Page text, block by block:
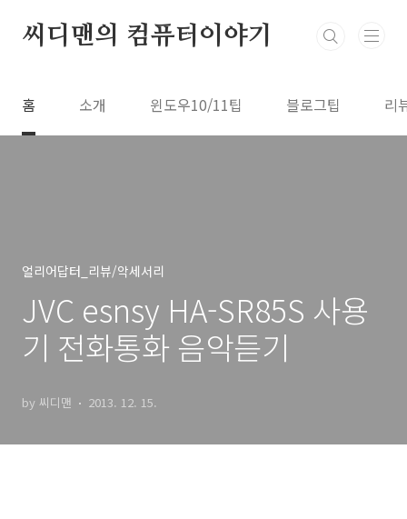
씨디맨의 컴퓨터이야기
홈 소개 윈도우10/11팁 블로그팁 리
얼리어답터_리뷰/악세서리
JVC esnsy HA-SR85S 사용
기 전화통화 음악듣기
by 씨디맨 2013. 12. 15.